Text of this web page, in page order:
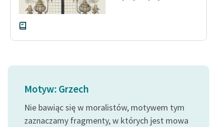
Regulamin biblioteki
Dane fundacji i
sprawozdania finansowe
wrażliwych
Deklaracja dostępności
Motyw: Grzech
Nie bawiąc się w moralistów, motywem tym
zaznaczamy fragmenty, w których jest mowa